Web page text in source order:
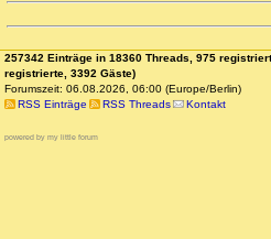
257342 Einträge in 18360 Threads, 975
registrierte, 3392 Gäste)
Forumszeit: 06.08.2026, 06:00 (Europe/Berlin)
RSS Einträge
RSS Threads Kontakt
powered by my little forum